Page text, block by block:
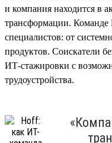
и компания находится в
трансформации. Команде
специалистов: от
продуктов. Соискатели
ИТ-стажировки с
трудоустройства.